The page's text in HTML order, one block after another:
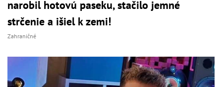
narobil hotovú paseku, stačilo jemné
strčenie a išiel k zemi!
Zahraničné